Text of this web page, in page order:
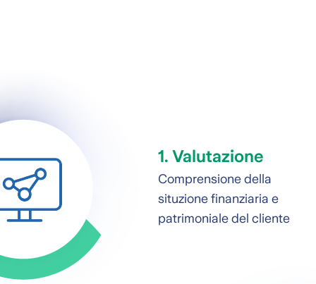
1. Valutazione
Comprensione della
situzione finanziaria e
patrimoniale del cliente